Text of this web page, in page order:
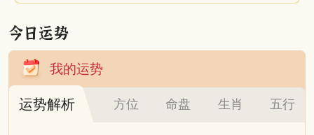
我的运势
运势解析 方位 命盘 生肖 五行